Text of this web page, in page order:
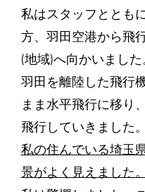
私はスタッフととも
方、羽田空港から飛
(地域)へ向かいました
羽田を離陸した飛行
まま水平飛行に移り
飛行していきました。
私の住んでいる埼玉
景がよく見えました。